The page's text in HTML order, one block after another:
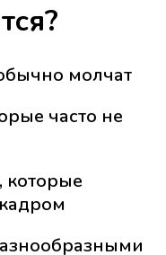
молчат
часто не
которые